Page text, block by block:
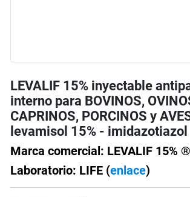
LEVALIF 15% inyectable
interno para BOVINOS,
CAPRINOS, PORCINOS y
levamisol 15% - imidazotiazol
Marca comercial: LEVALIF 15% ®
Laboratorio: LIFE (enlace)